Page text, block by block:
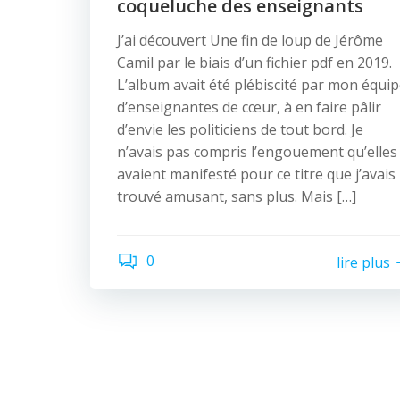
coqueluche des enseignants
J’ai découvert Une fin de loup de Jérôme
Camil par le biais d’un fichier pdf en 2019.
L’album avait été plébiscité par mon
d’enseignantes de cœur, à en faire pâlir
d’envie les politiciens de tout bord. Je
n’avais pas compris l’engouement qu’elles
avaient manifesté pour ce titre que j’avais
trouvé amusant, sans plus. Mais […]
0 lire plus